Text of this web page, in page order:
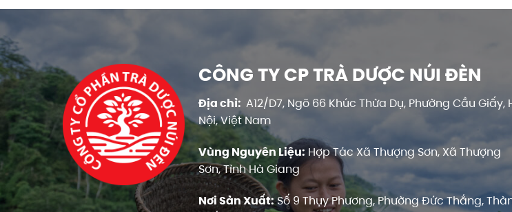
CÔNG TY CP TRÀ DƯỢC NÚI ĐÈN
Địa chỉ: A12/D7, Ngõ 66 Khúc Thừa Dụ, Phường Cầu Giấy,
Nội, Việt Nam
Vùng Nguyên Liệu: Hợp Tác Xã Thượng Sơn, Xã Thượng
Sơn, Tỉnh Hà Giang
Nơi Sản Xuất:Số 9 Thụy Phương, Phường Đức Thắng,